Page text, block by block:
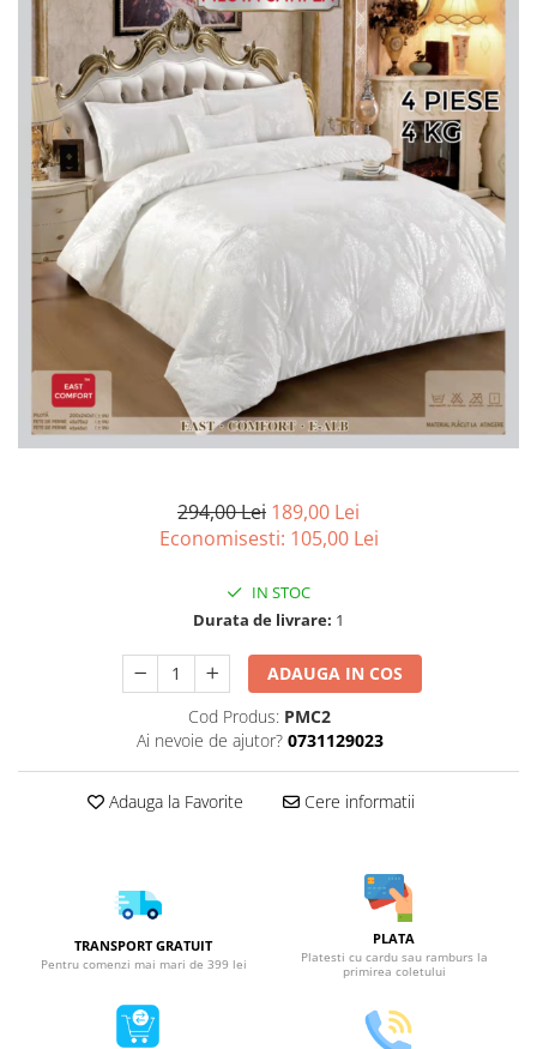
Lenjerii de pat Bumbac Poplin
Lenjerii de pat Catifea
Lenjerii de pat Damasc
Lenjerii de pat Finet + 2 Draperii
Lenjerii de pat Finet cu PLIURI
Lenjerii de pat finet Home
Lenjerii de pat Saten 4 piese cu
elastic
294,00 Lei 189,00 Lei
Economisesti: 105,00 Lei
IN STOC
Durata de livrare: 1
ADAUGA IN COS
Cod Produs: PMC2
Ai nevoie de ajutor? 0731129023
Adauga la Favorite Cere informatii
TRANSPORT GRATUIT
Pentru comenzi mai mari de 399 lei
PLATA
Platesti cu cardu sau ramburs la
primirea coletului